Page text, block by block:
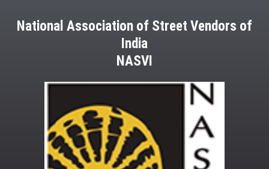
National Association of Street Vendors of
India
NASVI